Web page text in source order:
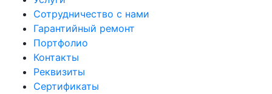
Сотрудничество с нами
Гарантийный ремонт
Портфолио
Контакты
Реквизиты
Сертификаты